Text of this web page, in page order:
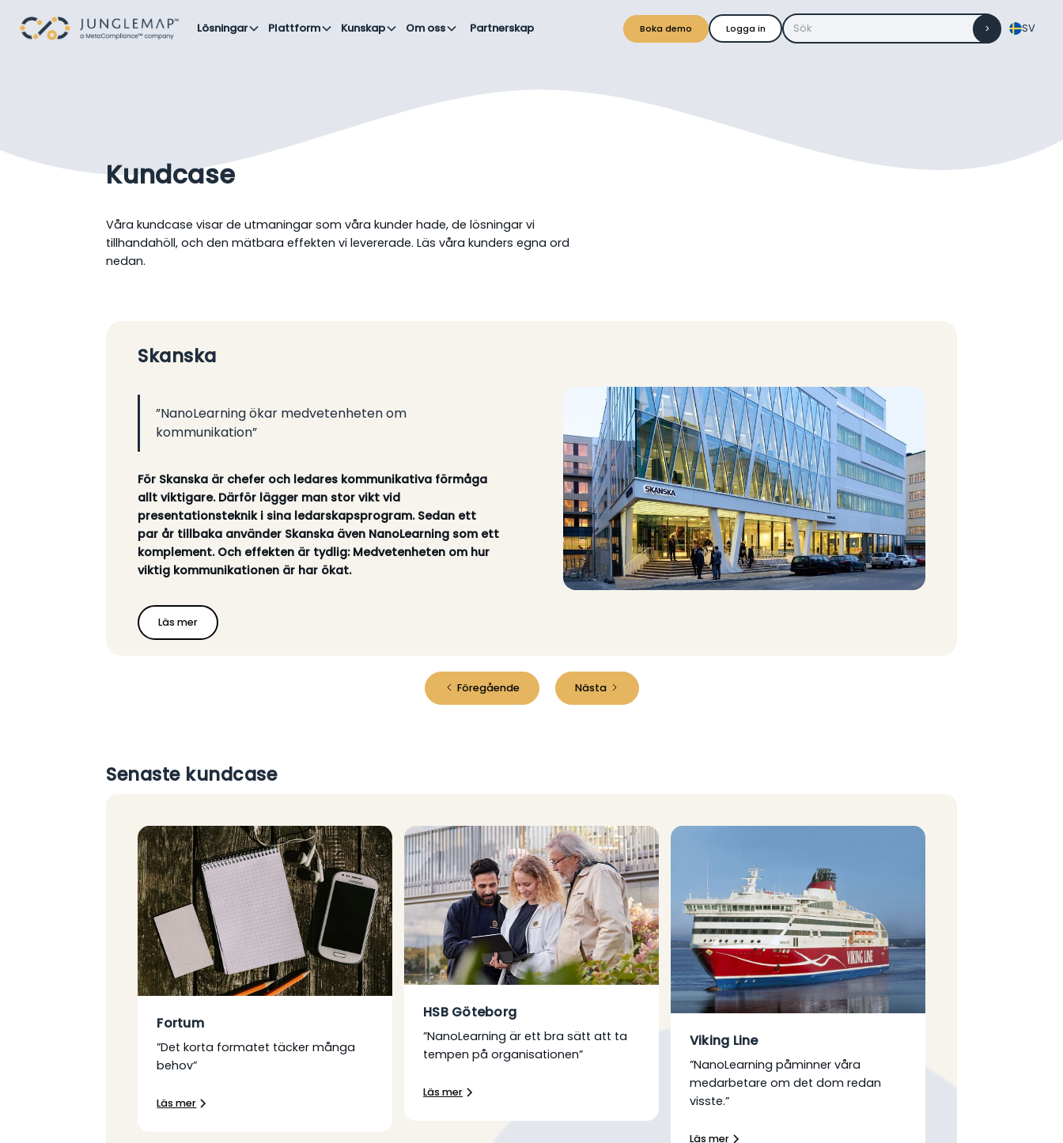
Lösningar Plattform Kunskap Om oss Partnerskap Boka demo Logga in SV
Kundcase
Våra kundcase visar de utmaningar som våra kunder hade, de lösningar vi
tillhandahöll, och den mätbara effekten vi levererade. Läs våra kunders egna ord
nedan.
Skanska
”NanoLearning ökar medvetenheten om
kommunikation”
För Skanska är chefer och ledares kommunikativa förmåga
allt viktigare. Därför lägger man stor vikt vid
presentationsteknik i sina ledarskapsprogram. Sedan ett
par år tillbaka använder Skanska även NanoLearning som ett
komplement. Och effekten är tydlig: Medvetenheten om hur
viktig kommunikationen är har ökat.
Läs mer
Föregående Nästa
Senaste kundcase
Fortum
”Det korta formatet täcker många
behov”
Läs mer
HSB Göteborg
”NanoLearning är ett bra sätt att ta
tempen på organisationen”
Läs mer
Viking Line
”NanoLearning påminner våra
medarbetare om det dom redan
visste.”
Läs mer